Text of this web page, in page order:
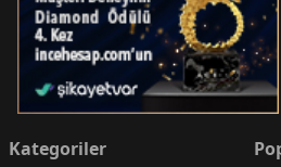
Kategoriler